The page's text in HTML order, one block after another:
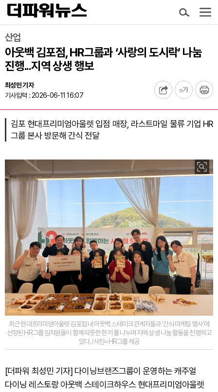
산업
아웃백 김포점, HR그룹과 ‘사랑의 도시락’ 나눔
진행...지역 상생 행보
최성민 기자
기사입력 : 2026-06-11 16:07
김포 현대프리미엄아울렛 입점 매장, 라스트마일 물류 기업 HR
그룹 본사 방문해 간식 전달
최근 현대프리미엄아울렛 김포점 내 아웃백 스테이크 관계자들과 ‘간식 마케팅 행사’에
선정된 HR그룹 임직원들이 함께 따뜻한 한 끼를 나누며 지역 상생 나눔 활동을 진행하고
있다. /사진=HR그룹 제공
[더파워 최성민 기자] 다이닝브랜즈그룹이 운영하는 캐주얼
다이닝 레스토랑 아웃백 스테이크하우스 현대프리미엄아울렛